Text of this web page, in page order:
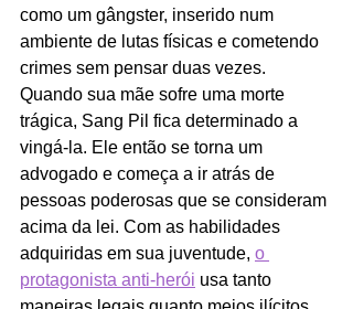
como um gângster, inserido num
ambiente de lutas físicas e cometendo
crimes sem pensar duas vezes.
Quando sua mãe sofre uma morte
trágica, Sang Pil fica determinado a
vingá-la. Ele então se torna um
advogado e começa a ir atrás de
pessoas poderosas que se consideram
acima da lei. Com as habilidades
adquiridas em sua juventude, o
protagonista anti-herói usa tanto